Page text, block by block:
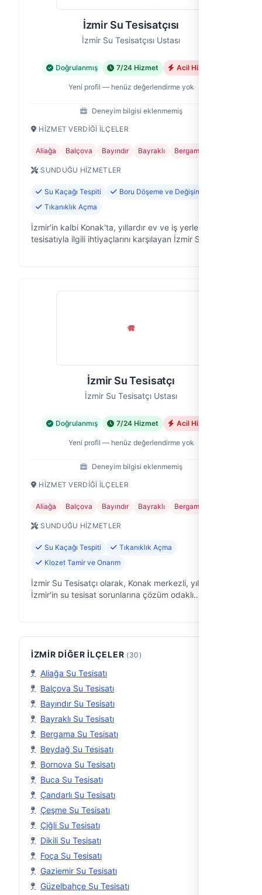
İzmir Su Tesisatçısı
İzmir Su Tesisatçısı Ustası
Doğrulanmış 7/24 Hizmet Acil Hizmet
Yeni profil — henüz değerlendirme yok
Deneyim bilgisi eklenmemiş
HIZMET VERDIĞI İLÇELER
Aliağa Balçova Bayındır Bayraklı Bergama
SUNDUĞU HIZMETLER
Su Kaçağı Tespiti
Boru Döşeme ve Değişimi
Tıkanıklık Açma
İzmir'in kalbi Konak'ta, yıllardır ev ve iş yerlerinin su
tesisatıyla ilgili ihtiyaçlarını karşılayan İzmir Su
İzmir Su Tesisatçı
İzmir Su Tesisatçı Ustası
Doğrulanmış 7/24 Hizmet Acil Hizmet
Yeni profil — henüz değerlendirme yok
Deneyim bilgisi eklenmemiş
HIZMET VERDIĞI İLÇELER
Aliağa Balçova Bayındır Bayraklı Bergama
SUNDUĞU HIZMETLER
Su Kaçağı Tespiti
Tıkanıklık Açma
Klozet Tamir ve Onarım
İzmir Su Tesisatçı olarak, Konak merkezli, yıllardır
İzmir'in su tesisat sorunlarına çözüm odaklı
İZMIR DIĞER İLÇELER (30)
Aliağa Su Tesisatı
Balçova Su Tesisatı
Bayındır Su Tesisatı
Bayraklı Su Tesisatı
Bergama Su Tesisatı
Beydağ Su Tesisatı
Bornova Su Tesisatı
Buca Su Tesisatı
Çandarlı Su Tesisatı
Çeşme Su Tesisatı
Çiğli Su Tesisatı
Dikili Su Tesisatı
Foça Su Tesisatı
Gaziemir Su Tesisatı
Güzelbahçe Su Tesisatı